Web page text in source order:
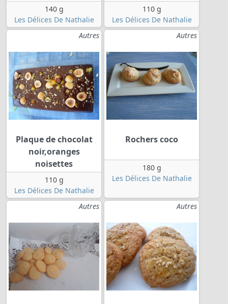
140 g
Les Délices De Nathalie
110 g
Les Délices De Nathalie
Autres
Plaque de chocolat
noir,oranges
noisettes
110 g
Les Délices De Nathalie
Autres
Rochers coco
180 g
Les Délices De Nathalie
Autres Autres